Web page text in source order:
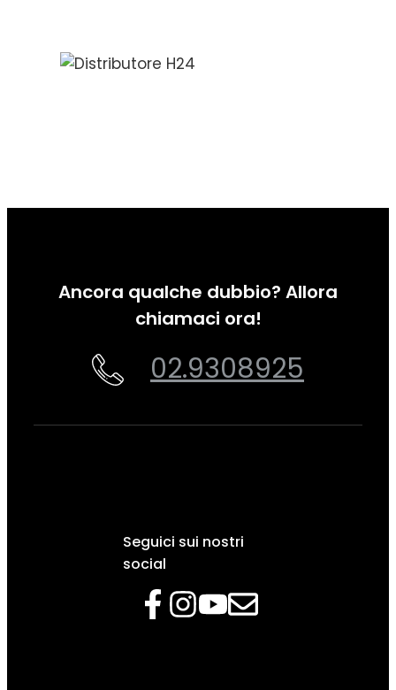
Ancora qualche dubbio? Allora
chiamaci ora!
02.9308925
Seguici sui nostri
social